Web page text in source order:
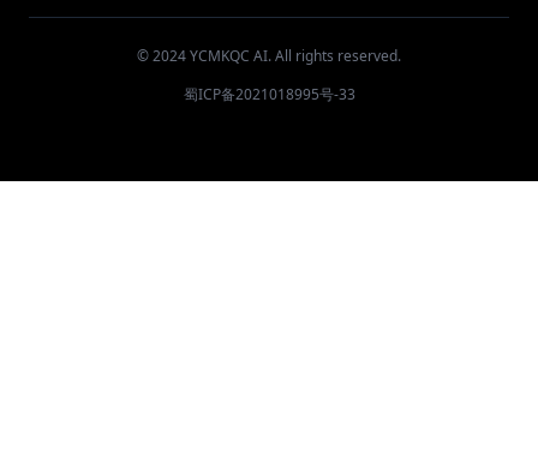
© 2024 YCMKQC AI. All rights reserved.
蜀ICP备2021018995号-33